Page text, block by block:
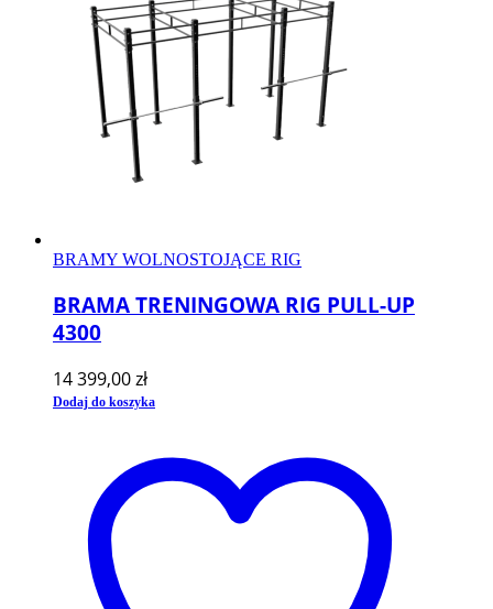
BRAMY WOLNOSTOJĄCE RIG
BRAMA TRENINGOWA RIG PULL-UP
4300
14 399,00zł
Dodaj do koszyka